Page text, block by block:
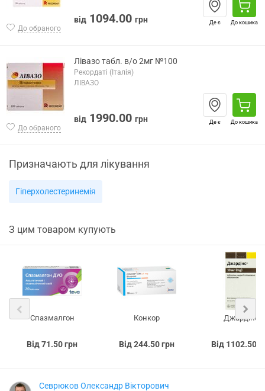
До обраного
від 1094.00 грн Де є До кошика
До обраного
Лівазо табл. в/о 2мг №100
Рекордаті (Італія)
ЛІВАЗО
від 1990.00 грн Де є До кошика
Призначають для лікування
Гіперхолестеринемія
З цим товаром купують
Спазмалгон
Від 71.50 грн
Конкор
Від 244.50 грн
Джардінс
Від 1102.50
Севрюков Олександр Вікторович